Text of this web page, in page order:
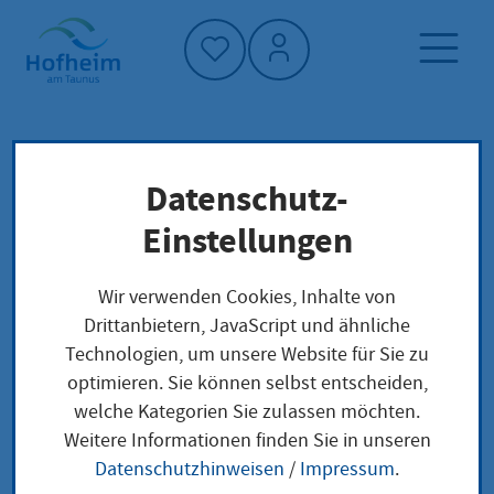
Startseite"
Dienstleistung-Finder
Lokale Anliegen
Internationalen Führerschein beantragen
Internationalen
Führerschein
beantragen
Datenschutz-
Einstellungen
Wir verwenden Cookies, Inhalte von
Drittanbietern, JavaScript und ähnliche
Technologien, um unsere Website für Sie zu
optimieren. Sie können selbst entscheiden,
welche Kategorien Sie zulassen möchten.
Weitere Informationen finden Sie in unseren
Datenschutzhinweisen / Impressum.